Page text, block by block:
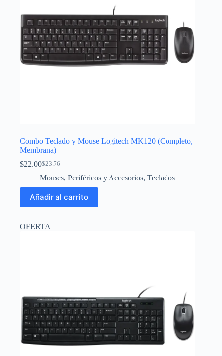
Combo Teclado y Mouse Logitech MK120 (Completo,
Membrana)
$23.76
El
precio
era:
$23.76.
$22.00El
precio
es:
$22.00.
Mouses, Periféricos y Accesorios, Teclados
Añadir al carrito
OFERTA